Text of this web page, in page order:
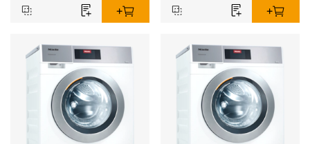
Programmen.
Leistung 6 kg  in 49 min .
Programmen.
Leistung 6 kg  in 49 min .